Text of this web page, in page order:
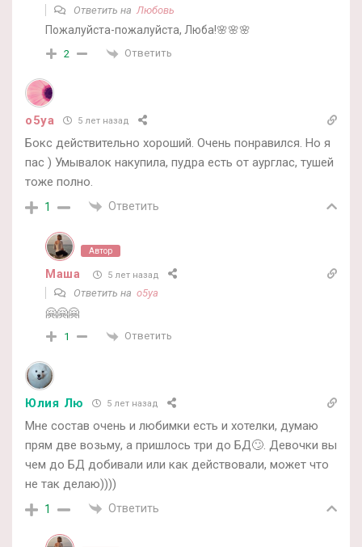
Ответить наЛюбовь
Пожалуйста-пожалуйста, Люба!🌸🌸🌸
2 Ответить
o5ya 5 лет назад
Бокс действительно хороший. Очень понравился. Но я
пас ) Умывалок накупила, пудра есть от аурглас, тушей
тоже полно.
1 Ответить
Автор
Маша 5 лет назад
Ответить на o5ya
🤗🤗🤗
1 Ответить
Юлия Лю 5 лет назад
Мне состав очень и любимки есть и хотелки, думаю
прям две возьму, а пришлось три до БД🙄. Девочки вы
чем до БД добивали или как действовали, может что
не так делаю))))
1 Ответить